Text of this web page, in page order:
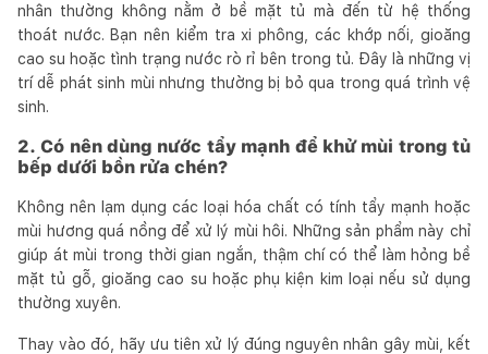
nhân thường không nằm ở bề mặt tủ mà đến từ hệ thống
thoát nước. Bạn nên kiểm tra xi phông, các khớp nối, gioăng
cao su hoặc tình trạng nước rò rỉ bên trong tủ. Đây là những vị
trí dễ phát sinh mùi nhưng thường bị bỏ qua trong quá trình vệ
sinh.
2. Có nên dùng nước tẩy mạnh để khử mùi trong tủ
bếp dưới bồn rửa chén?
Không nên lạm dụng các loại hóa chất có tính tẩy mạnh hoặc
mùi hương quá nồng để xử lý mùi hôi. Những sản phẩm này chỉ
giúp át mùi trong thời gian ngắn, thậm chí có thể làm hỏng bề
mặt tủ gỗ, gioăng cao su hoặc phụ kiện kim loại nếu sử dụng
thường xuyên.
Thay vào đó, hãy ưu tiên xử lý đúng nguyên nhân gây mùi, kết